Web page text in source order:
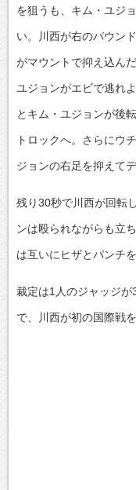
を狙うも、キム・ユジ
い。川西が右のパウン
がマウントで抑え込ん
ユジョンがエビで逃れ
とキム・ユジョンが後
トロックへ。さらにウ
ジョンの右足を抑えて
残り30秒で川西が回転
ンは殴られながらも立
は互いにヒザとパンチ
裁定は1人のジャッジ
で、川西が初の国際戦を